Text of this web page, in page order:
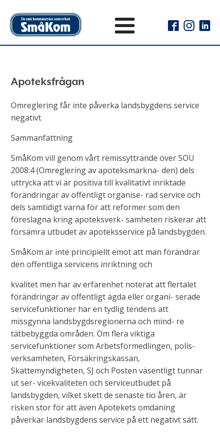
Apoteksfrågan
Omreglering får inte påverka landsbygdens service
negativt
Sammanfattning
SmåKom vill genom vårt remissyttrande över SOU
2008:4 (Omreglering av apoteksmarkna- den) dels
uttrycka att vi är positiva till kvalitativt inriktade
förändringar av offentligt organise- rad service och
dels samtidigt varna för att reformer som den
föreslagna kring apoteksverk- samheten riskerar att
försämra utbudet av apoteksservice på landsbygden.
SmåKom är inte principiellt emot att man förändrar
den offentliga servicens inriktning och
kvalitet men har av erfarenhet noterat att flertalet
förändringar av offentligt ägda eller organi- serade
servicefunktioner har en tydlig tendens att
missgynna landsbygdsregionerna och mind- re
tätbebyggda områden. Om flera viktiga
servicefunktioner som Arbetsförmedlingen, polis-
verksamheten, Försäkringskassan,
Skattemyndigheten, SJ och Posten väsentligt tunnar
ut ser- vicekvaliteten och serviceutbudet på
landsbygden, vilket skett de senaste tio åren, är
risken stor för att även Apotekets omdaning
påverkar landsbygdens service på ett negativt sätt.